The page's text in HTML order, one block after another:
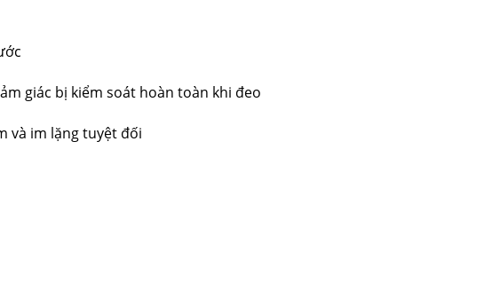
giác bị kiểm soát hoàn toàn khi đeo
và im lặng tuyệt đối